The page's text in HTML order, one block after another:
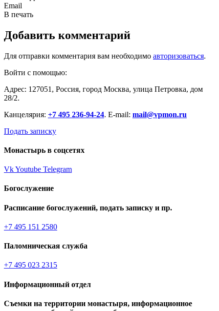
Email
В печать
Добавить комментарий
Для отправки комментария вам необходимо авторизоваться.
Войти с помощью:
Адрес: 127051, Россия, город Москва, улица Петровка, дом
28/2.
Канцелярия: +7 495 236-94-24. E-mail: mail@vpmon.ru
Подать записку
Монастырь в соцсетях
VkYoutube Telegram
Богослужение
Расписание богослужений, подать записку и пр.
+7 495 151 2580
Паломническая служба
+7 495 023 2315
Информационный отдел
Съемки на территории монастыря, информационное